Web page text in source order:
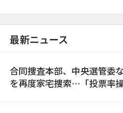
最新ニュース
合同捜査本部、中央選管委
を再度家宅捜索…「投票率